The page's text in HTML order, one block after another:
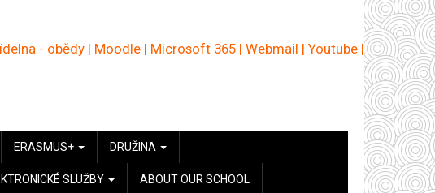
- obědy | Moodle | Microsoft 365 | Webmail | Youtube |
ERASMUS+ DRUŽINA
SLUŽBY ABOUT OUR SCHOOL